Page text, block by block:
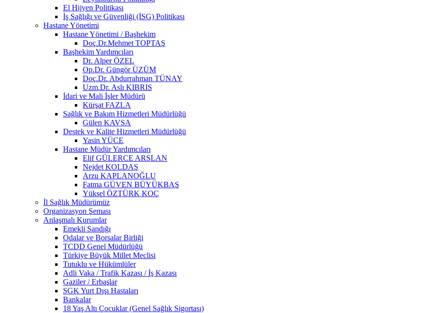
El Hijyen Politikası
İş Sağlığı ve Güvenliği (İSG) Politikası
Hastane Yönetimi
Hastane Yönetimi / Başhekim
Doç.Dr.Mehmet TOPTAŞ
Başhekim Yardımcıları
Dr. Alper ÖZEL
Op.Dr. Güngör ÜZÜM
Doç.Dr. Abdurrahman TÜNAY
Uzm.Dr. Aslı KIBRIS
İdari ve Mali İşler Müdürü
Kürşat FAZLA
Sağlık ve Bakım Hizmetleri Müdürlüğü
Gülen KAVSA
Destek ve Kalite Hizmetleri Müdürlüğü
Yasin YÜCE
Hastane Müdür Yardımcıları
Elif GÜLERCE ARSLAN
Nejdet KOLDAŞ
Arzu KAPLANOĞLU
Fatma GÜVEN BÜYÜKBAŞ
Yüksel ÖZTÜRK KOÇ
İl Sağlık Müdürümüz
Organizasyon Şeması
Anlaşmalı Kurumlar
Emekli Sandığı
Odalar ve Borsalar Birliği
TCDD Genel Müdürlüğü
Türkiye Büyük Millet Meclisi
Tutuklu ve Hükümlüler
Adli Vaka / Trafik Kazası / İş Kazası
Gaziler / Erbaşlar
SGK Yurt Dışı Hastaları
Bankalar
18 Yaş Altı Çocuklar (Genel Sağlık Sigortası)